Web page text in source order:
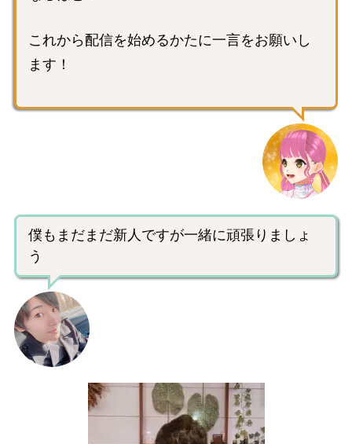
これから配信を始めるかたに一言をお願いし
ます！
僕もまだまだ新人ですが一緒に頑張りましょ
う